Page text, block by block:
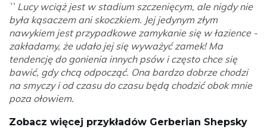
`` Lucy wciąż jest w stadium szczenięcym, ale nigdy nie
była kąsaczem ani skoczkiem. Jej jedynym złym
nawykiem jest przypadkowe zamykanie się w łazience -
zakładamy, że udało jej się wyważyć zamek! Ma
tendencję do gonienia innych psów i często chce się
bawić, gdy chcą odpocząć. Ona bardzo dobrze chodzi
na smyczy i od czasu do czasu będą chodzić obok mnie
poza ołowiem.
Zobacz więcej przykładów Gerberian Shepsky